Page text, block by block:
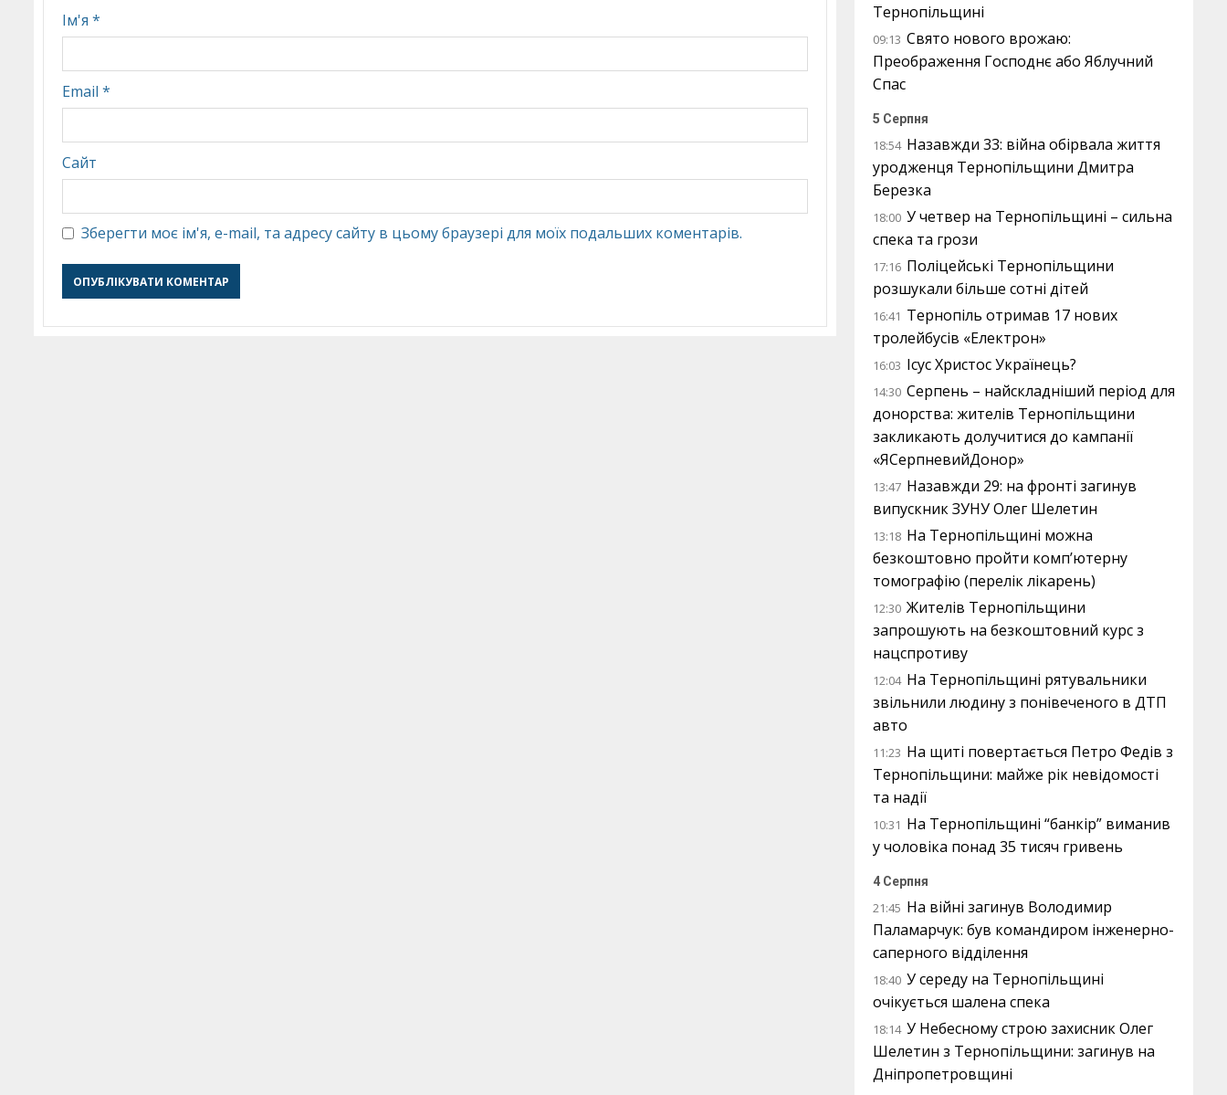
Ім'я *
Email *
Сайт
Зберегти моє ім'я, e-mail, та адресу сайту в цьому браузері для моїх подальших коментарів.
Тернопільщині
09:13 Свято нового врожаю:
Преображення Господнє або Яблучний
Спас
5 Серпня
18:54 Назавжди 33: війна обірвала життя
уродженця Тернопільщини Дмитра
Березка
18:00 У четвер на Тернопільщині – сильна
спека та грози
17:16 Поліцейські Тернопільщини
розшукали більше сотні дітей
16:41 Тернопіль отримав 17 нових
тролейбусів «Електрон»
16:03 Ісус Христос Українець?
14:30 Серпень – найскладніший період для
донорства: жителів Тернопільщини
закликають долучитися до кампанії
«ЯСерпневийДонор»
13:47 Назавжди 29: на фронті загинув
випускник ЗУНУ Олег Шелетин
13:18 На Тернопільщині можна
безкоштовно пройти комп’ютерну
томографію (перелік лікарень)
12:30 Жителів Тернопільщини
запрошують на безкоштовний курс з
нацспротиву
12:04 На Тернопільщині рятувальники
звільнили людину з понівеченого в ДТП
авто
11:23 На щиті повертається Петро Федів з
Тернопільщини: майже рік невідомості
та надії
10:31 На Тернопільщині “банкір” виманив
у чоловіка понад 35 тисяч гривень
4 Серпня
21:45 На війні загинув Володимир
Паламарчук: був командиром інженерно-
саперного відділення
18:40 У середу на Тернопільщині
очікується шалена спека
18:14 У Небесному строю захисник Олег
Шелетин з Тернопільщини: загинув на
Дніпропетровщині